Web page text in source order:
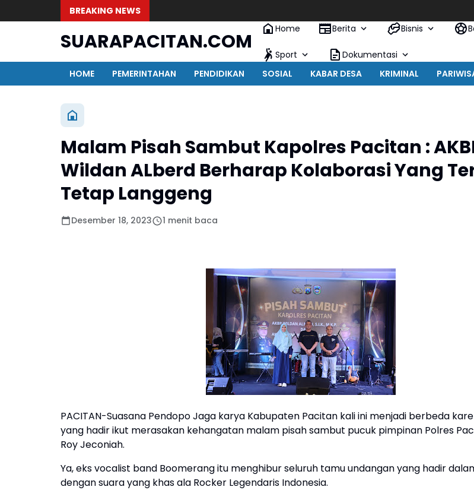
BREAKING NEWS
SUARAPACITAN.COM
Home Berita Bisnis
Sport
Dokumentasi
HOME
PEMERINTAHAN PENDIDIKAN SOSIAL KABAR DESA KRIMINAL
Malam Pisah Sambut Kapolres Pacitan :
Wildan ALberd Berharap Kolaborasi Yang
Tetap Langgeng
Desember 18, 2023 1 menit baca
PACITAN-Suasana Pendopo Jaga karya Kabupaten Pacitan kali ini menjadi berbeda
yang hadir ikut merasakan kehangatan malam pisah sambut pucuk pimpinan Polres
Roy Jeconiah.
Ya, eks vocalist band Boomerang itu menghibur seluruh tamu undangan yang hadir
dengan suara yang khas ala Rocker Legendaris Indonesia.